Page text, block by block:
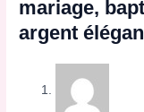
mariage,
argent